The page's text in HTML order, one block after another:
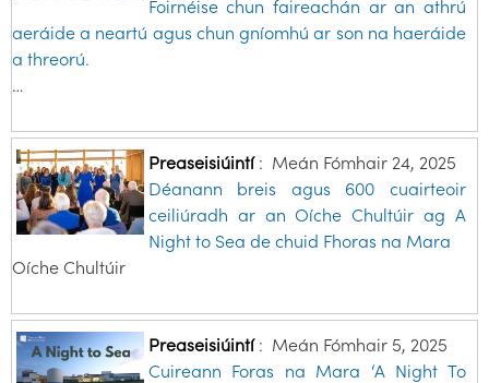
Foirnéise chun faireachán ar an athrú
aeráide a neartú agus chun gníomhú ar son na haeráide
a threorú.
…
Preaseisiúintí: Meán Fómhair 24, 2025
Déanann breis agus 600 cuairteoir
ceiliúradh ar an Oíche Chultúir ag A
Night to Sea de chuid Fhoras na Mara
Oíche Chultúir
Preaseisiúintí: Meán Fómhair 5, 2025
Cuireann Foras na Mara ‘A Night To